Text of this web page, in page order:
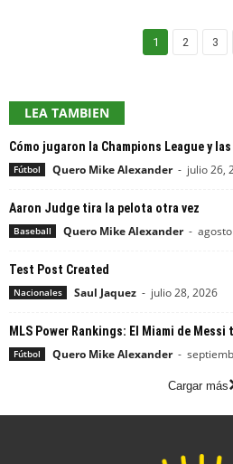
1 2 3
LEA TAMBIEN
Cómo jugaron la Champions League y
Fútbol Quero Mike Alexander - julio 26,
Aaron Judge tira la pelota otra vez
Baseball Quero Mike Alexander -
Test Post Created
Nacionales Saul Jaquez - julio 28, 2026
MLS Power Rankings: El Miami de
Fútbol Quero Mike Alexander -
Cargar más